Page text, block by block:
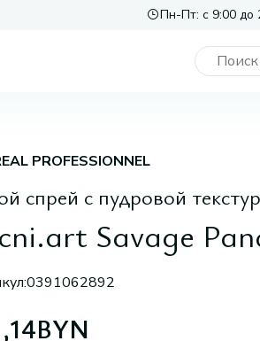
Пн-Пт: с 9:00 до
PROFESSIONNEL
спрей с пудровой
Savage
0391062892
BYN